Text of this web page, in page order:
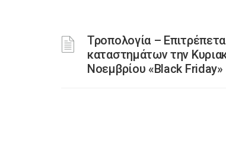
Τροπολογία –
καταστημάτων την
Νοεμβρίου «Black Friday»